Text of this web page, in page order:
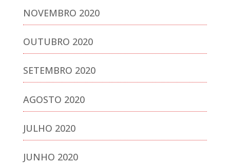
NOVEMBRO 2020
OUTUBRO 2020
SETEMBRO 2020
AGOSTO 2020
JULHO 2020
JUNHO 2020